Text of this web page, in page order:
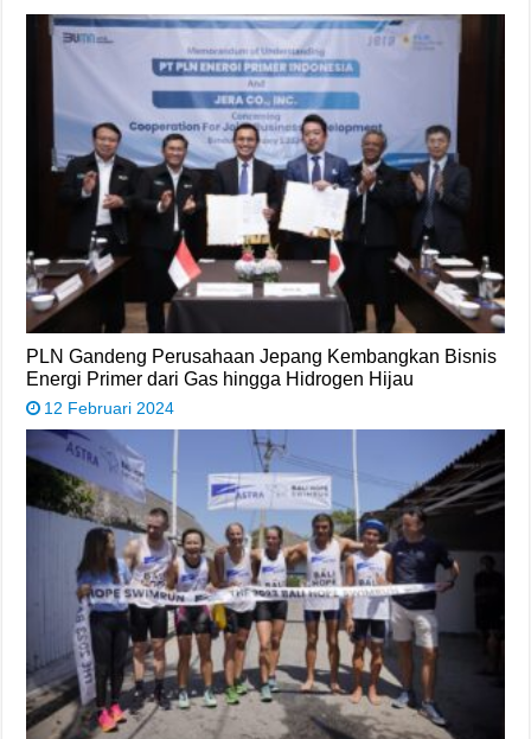
PLN Gandeng Perusahaan Jepang Kembangkan Bisnis
Energi Primer dari Gas hingga Hidrogen Hijau
12 Februari 2024